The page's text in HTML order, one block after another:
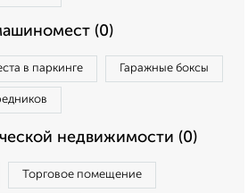
(0)
в паркинге Гаражные боксы
недвижимости (0)
Торговое помещение